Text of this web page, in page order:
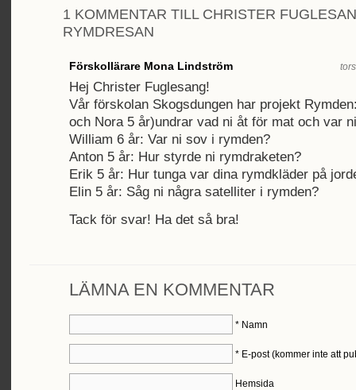
1 KOMMENTAR TILL CHRISTER
RYMDRESAN
Förskollärare Mona Lindström
Hej Christer Fuglesang!
Vår förskolan Skogsdungen har projekt
och Nora 5 år)undrar vad ni åt för mat och var
William 6 år: Var ni sov i rymden?
Anton 5 år: Hur styrde ni rymdraketen?
Erik 5 år: Hur tunga var dina rymdkläder på
Elin 5 år: Såg ni några satelliter i rymden?
Tack för svar! Ha det så bra!
LÄMNA EN KOMMENTAR
*Namn
*E-post (kommer inte att
Hemsida